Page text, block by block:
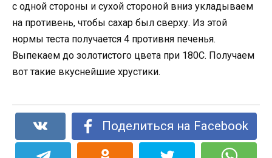
с одной стороны и сухой стороной вниз укладываем
на противень, чтобы сахар был сверху. Из этой
нормы теста получается 4 противня печенья.
Выпекаем до золотистого цвета при 180С. Получаем
вот такие вкуснейшие хрустики.
Поделиться на Facebook